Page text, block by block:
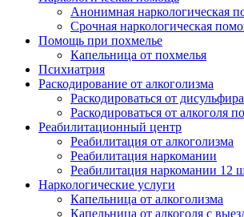
Анонимная наркологическая
Срочная наркологическая
Помощь при похмелье
Капельница от похмелья
Психиатрия
Раскодирование от алкоголизма
Раскодироваться от
Раскодироваться от алкоголя
Реабилитационный центр
Реабилитация от алкоголизма
Реабилитация наркомании
Реабилитация наркомании 12
Наркологические услуги
Капельница от алкоголизма
Капельница от алкоголя с